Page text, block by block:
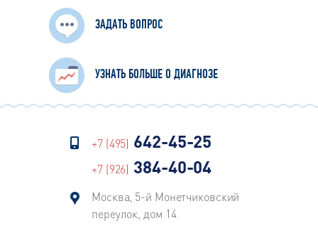
ЗАДАТЬ ВОПРОС
УЗНАТЬ БОЛЬШЕ О ДИАГНОЗЕ
+7 (495) 642-45-25
+7 (926) 384-40-04
Москва, 5-й Монетчиковский
переулок, дом 14